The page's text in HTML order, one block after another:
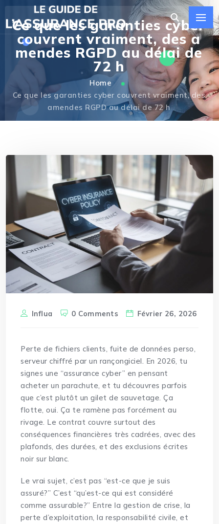
Ce que les garanties cyber
couvrent vraiment, des a
mendes RGPD au délai de
72 h
Home
Ce que les garanties cyber couvrent vraiment, des
amendes RGPD au délai de 72 h
Influa 0 Comments Février 26, 2026
Perte de fichiers clients, fuite de données perso,
serveur chiffré par un rançongiciel. En 2026, tu
signes une “assurance cyber” en pensant
acheter un parachute, et tu découvres parfois
que c’est plutôt un gilet de sauvetage. Ça
flotte, oui. Ça te ramène pas forcément au
rivage. Le contrat couvre surtout des
conséquences financières très cadrées, avec des
plafonds, des durées, et des exclusions écrites
noir sur blanc.
Le vrai sujet, c’est pas “est-ce que je suis
assuré?” C’est “qu’est-ce qui est considéré
comme assurable?” Entre la gestion de crise, la
perte d’exploitation, la responsabilité civile, et